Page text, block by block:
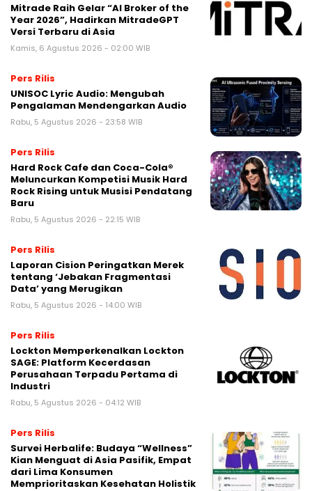
Mitrade Raih Gelar “AI Broker of the
Year 2026”, Hadirkan MitradeGPT
Versi Terbaru di Asia
Kamis, 6 Agustus 2026 - 02:00 WIB
Pers Rilis
UNISOC Lyric Audio: Mengubah
Pengalaman Mendengarkan Audio
Rabu, 5 Agustus 2026 - 23:58 WIB
Pers Rilis
Hard Rock Cafe dan Coca-Cola®
Meluncurkan Kompetisi Musik Hard
Rock Rising untuk Musisi Pendatang
Baru
Rabu, 5 Agustus 2026 - 22:15 WIB
Pers Rilis
Laporan Cision Peringatkan Merek
tentang ‘Jebakan Fragmentasi
Data’ yang Merugikan
Rabu, 5 Agustus 2026 - 14:00 WIB
Pers Rilis
Lockton Memperkenalkan Lockton
SAGE: Platform Kecerdasan
Perusahaan Terpadu Pertama di
Industri
Rabu, 5 Agustus 2026 - 04:12 WIB
Pers Rilis
Survei Herbalife: Budaya “Wellness”
Kian Menguat di Asia Pasifik, Empat
dari Lima Konsumen
Memprioritaskan Kesehatan Holistik